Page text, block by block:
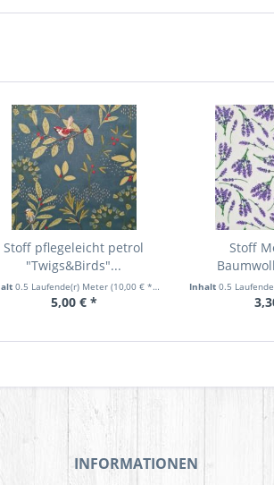
Stoff pflegeleicht petrol
"Twigs&Birds"...
0.5 Laufende(r) Meter(10,00 € * / 1 Laufende(r) Meter)
5,00 € *
Stoff
Inhalt 0.5
INFORMATIONEN